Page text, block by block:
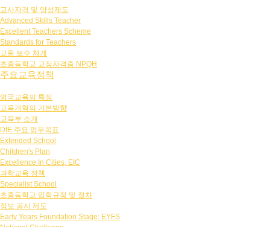
교사자격 및 양성제도
Advanced Skills Teacher
Excellent Teachers Scheme
Standards for Teachers
교원 보수 체계
초중등학교 교장자격증 NPQH
주요교육정책
영국교육의 특징
교육개혁의 기본방향
교육부 소개
DfE 주요 업무목표
Extended School
Children's Plan
Excellence In Cities, EIC
과학교육 정책
Specialist School
초중등학교 입학규정 및 절차
정보 공시 제도
Early Years Foundation Stage: EYFS